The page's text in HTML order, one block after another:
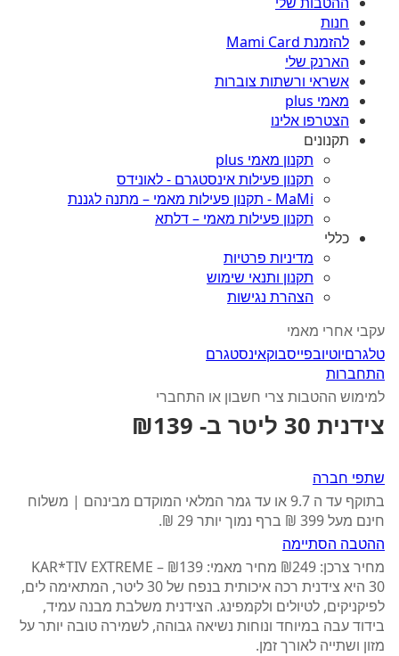
חנות
להזמנת Mami Card
הארנק שלי
אשראי ורשתות צוברות
מאמי plus
הצטרפו אלינו
תקנונים
תקנון מאמי plus
תקנון פעילות אינסטגרם - לאונידס
MaMi - תקנון פעילות מאמי – מתנה לגננת
תקנון פעילות מאמי – דלתא
כללי
מדיניות פרטיות
תקנון ותנאי שימוש
הצהרת נגישות
עקבי אחרי מאמי
טלגרםיוטיובפייסבוקאינסטגרם
התחברות
למימוש ההטבות צרי חשבון או התחברי
צידנית 30 ליטר ב- ₪139
שתפי חברה
בתוקף עד ה 9.7 או עד גמר המלאי המוקדם מבינהם | משלוח
חינם מעל 399 ₪ ברף נמוך יותר 29 ₪.
ההטבה הסתיימה
מחיר צרכן: ₪249 מחיר מאמי: ₪139 KAR*TIV EXTREME –
30 היא צידנית רכה איכותית בנפח של 30 ליטר, המתאימה לים,
לפיקניקים, לטיולים ולקמפינג. הצידנית משלבת מבנה עמיד,
בידוד עבה במיוחד ונוחות נשיאה גבוהה, לשמירה טובה יותר על
מזון ושתייה לאורך זמן.